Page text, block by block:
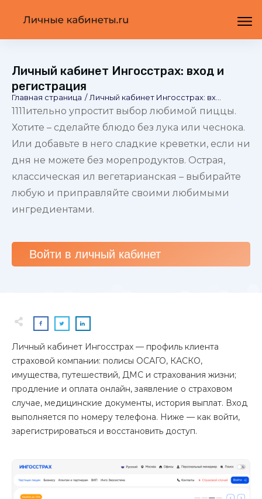
Личный кабинет Ингосстрах: вход и
регистрация
Главная страница /
1111ительно упростит выбор любимой пиццы.
Хотите – сделайте блюдо без лука или чеснока.
Или добавьте в него сладкие креветки, если ни
дня не можете без морепродуктов. Острая,
классическая ил вегетарианская – выбирайте
любую и приправляйте своими любимыми
ингредиентами.
Войти в личный кабинет
Личный кабинет Ингосстрах — профиль клиента
страховой компании: полисы ОСАГО, КАСКО,
имущества, путешествий, ДМС и страхования жизни;
продление и оплата онлайн, заявление о страховом
случае, медицинские документы, история выплат. Вход
выполняется по номеру телефона. Ниже — как войти,
зарегистрироваться и восстановить доступ.